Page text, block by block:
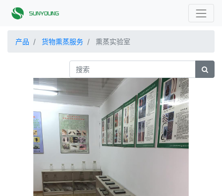
产品 货物熏蒸服务 熏蒸实验室